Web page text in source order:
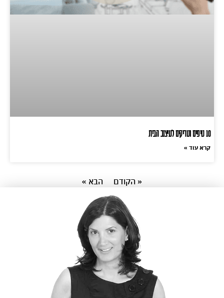
10 טיפים וטריקים לעיצוב הבית
קרא עוד »
« הקודם הבא »